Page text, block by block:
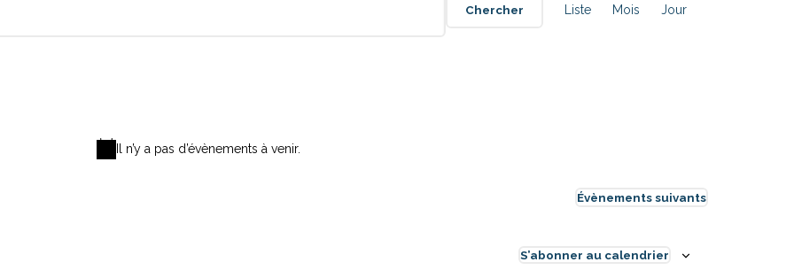
Notice
Il n’y a pas d’évènements à venir.
Chercher
de
Liste Mois Jour
Évènementssuivants
S’abonner au calendrier